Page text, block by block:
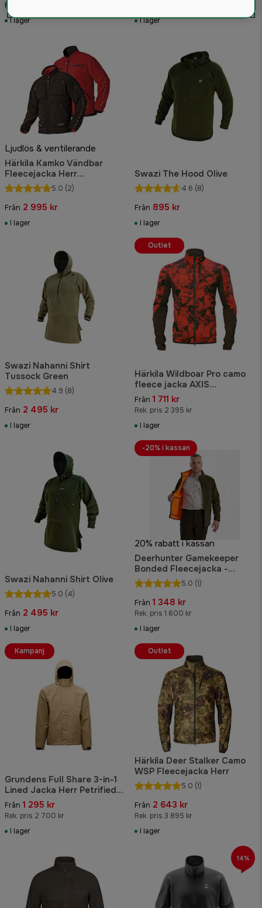
Från
I lager I lager
Ljudlös & ventilerande
Härkila Kamko Vändbar
Fleecejacka Herr
Brown/Red5.0 (2)
Från 2 995 kr
I lager
Swazi The Hood Olive
4.6 (8)
Från 895 kr
I lager
Swazi Nahanni Shirt
Tussock Green
4.9 (8)
Från 2 495 kr
I lager
Härkila Wildboar Pro camo
fleece jacka AXIS
MSP®Wildboar
orange/Shadow brown
Från 1 711 kr
Rek. pris 2 395 kr
I lager
Outlet
Swazi Nahanni Shirt Olive
5.0 (4)
Från 2 495 kr
I lager
20% rabatt i kassan
Deerhunter Gamekeeper
Bonded Fleecejacka -
vändbar Herr Orange
5.0 (1)
Från 1 348 kr
Rek. pris 1 600 kr
I lager
-20% i kassan
Grundens Full Share 3-in-1
Lined Jacka Herr Petrified
Oak
Från 1 295 kr
Rek. pris 2 700 kr
I lager
Kampanj
Härkila Deer Stalker Camo
WSP Fleecejacka Herr
5.0 (1)
Från 2 643 kr
Rek. pris 3 895 kr
I lager
Outlet
14%